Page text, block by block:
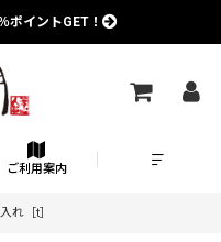
ポイントGET！
ご利用案内
れ［t］